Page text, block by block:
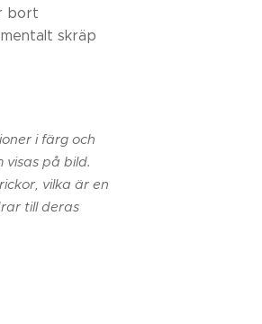
bort
skräp
i färg och
visas på bild.
vilka är en
till deras